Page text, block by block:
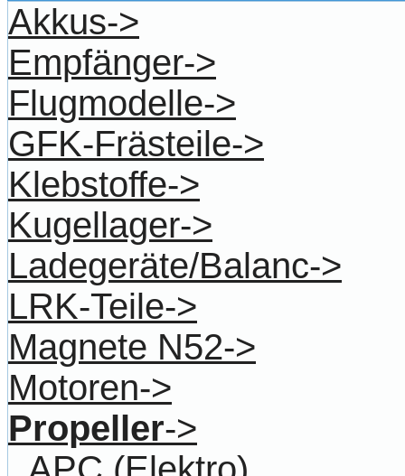
Akkus->
Empfänger->
Flugmodelle->
GFK-Frästeile->
Klebstoffe->
Kugellager->
Ladegeräte/Balanc->
LRK-Teile->
Magnete N52->
Motoren->
Propeller->